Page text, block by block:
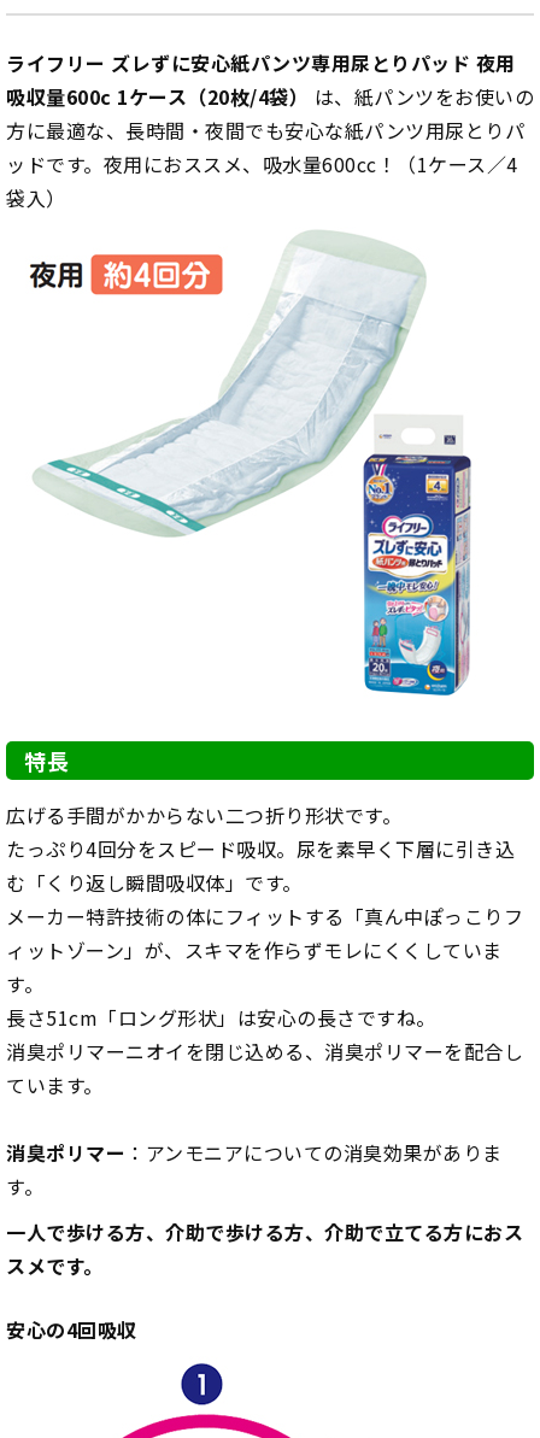
ライフリー ズレずに安心紙パンツ専用尿とりパッド 夜用
吸収量600c 1ケース（20枚/4袋） は、紙パンツをお使いの
方に最適な、長時間・夜間でも安心な紙パンツ用尿とりパ
ッドです。夜用におススメ、吸水量600cc！（1ケース／4
袋入）
特長
広げる手間がかからない二つ折り形状です。
たっぷり4回分をスピード吸収。尿を素早く下層に引き込
む「くり返し瞬間吸収体」です。
メーカー特許技術の体にフィットする「真ん中ぽっこりフ
ィットゾーン」が、スキマを作らずモレにくくしていま
す。
長さ51cm「ロング形状」は安心の長さですね。
消臭ポリマーニオイを閉じ込める、消臭ポリマーを配合し
ています。
消臭ポリマー ：アンモニアについての消臭効果がありま
す。
一人で歩ける方、介助で歩ける方、介助で立てる方におス
スメです。
安心の4回吸収